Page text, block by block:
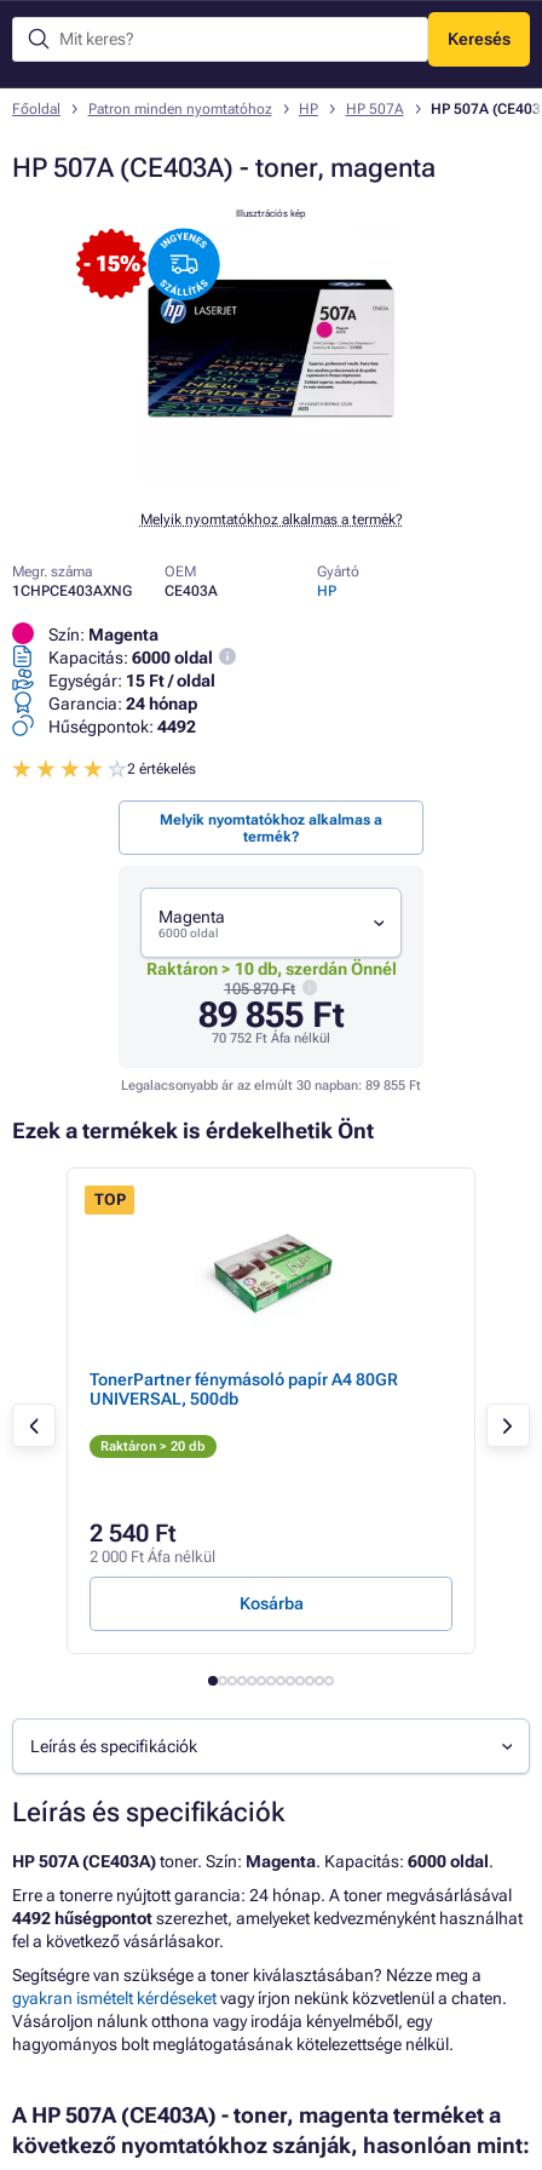
Keresés
Menü
Főoldal Patron minden nyomtatóhoz HP HP 507A HP 507A
HP 507A (CE403A) - toner, magenta
- 15%
Illusztrációs kép
Melyik nyomtatókhoz alkalmas a termék?
Megr. száma
1CHPCE403AXNG
OEM
CE403A
Gyártó
HP
Szín: Magenta
Kapacitás: 6000 oldal
Egységár: 15 Ft / oldal
Garancia: 24 hónap
Hűségpontok: 4492
2 értékelés
Melyik nyomtatókhoz alkalmas a
termék?
Magenta
6000 oldal
Raktáron > 10 db, szerdán Önnél
105 870 Ft
89 855 Ft
70 752 Ft Áfa nélkül
Legalacsonyabb ár az elmúlt 30 napban: 89 855 Ft
Ezek a termékek is érdekelhetik Önt
TOP
TonerPartner fénymásoló papír A4 80GR
UNIVERSAL, 500db
Raktáron > 20 db
2 540 Ft
2 000 Ft Áfa nélkül
Kosárba
Leírás és specifikációk
Leírás és specifikációk
HP 507A (CE403A)toner. Szín: Magenta. Kapacitás: 6000 oldal.
Erre a tonerre nyújtott garancia: 24 hónap. A toner megvásárlásával
4492 hűségpontotszerezhet, amelyeket kedvezményként használhat
fel a következő vásárlásakor.
Segítségre van szüksége a toner kiválasztásában? Nézze meg a
gyakran ismételt kérdéseketvagy írjon nekünk közvetlenül a chaten.
Vásároljon nálunk otthona vagy irodája kényelméből, egy
hagyományos bolt meglátogatásának kötelezettsége nélkül.
A HP 507A (CE403A) - toner, magenta terméket a
következő nyomtatókhoz szánják, hasonlóan mint: